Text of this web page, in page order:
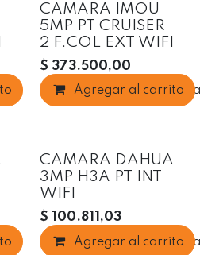
Agregar a la
CAMARA IMOU
5MP PT CRUISER
2 F.COL EXT WIFI
$ 373.500,00
Agregar al carrito
Agregar a la
CAMARA DAHUA
3MP H3A PT INT
WIFI
$ 100.811,03
Agregar al carrito